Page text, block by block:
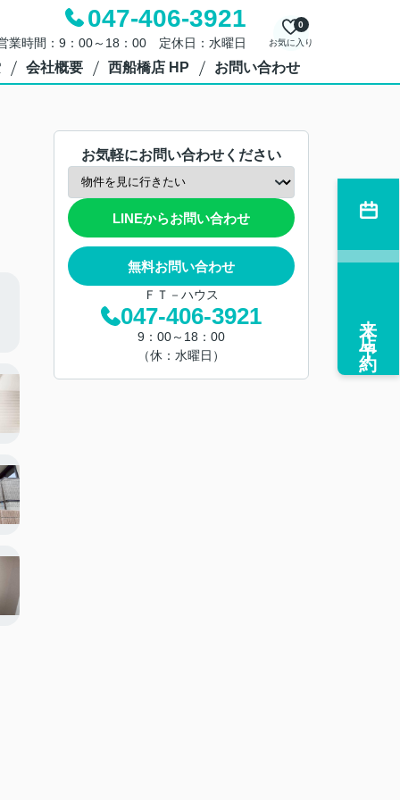
047-406-3921
業時間：9：00～18：00 定休日：水曜日 お気に入り
0
会社概要 西船橋店 HP お問い合わせ
お気軽にお問い合わせください
LINEからお問い合わせ
無料お問い合わせ
ＦＴ－ハウス
047-406-3921
9：00～18：00
（休：水曜日）
来店予約